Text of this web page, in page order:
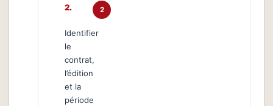
2
Identifier
le
contrat,
l’édition
et la
période